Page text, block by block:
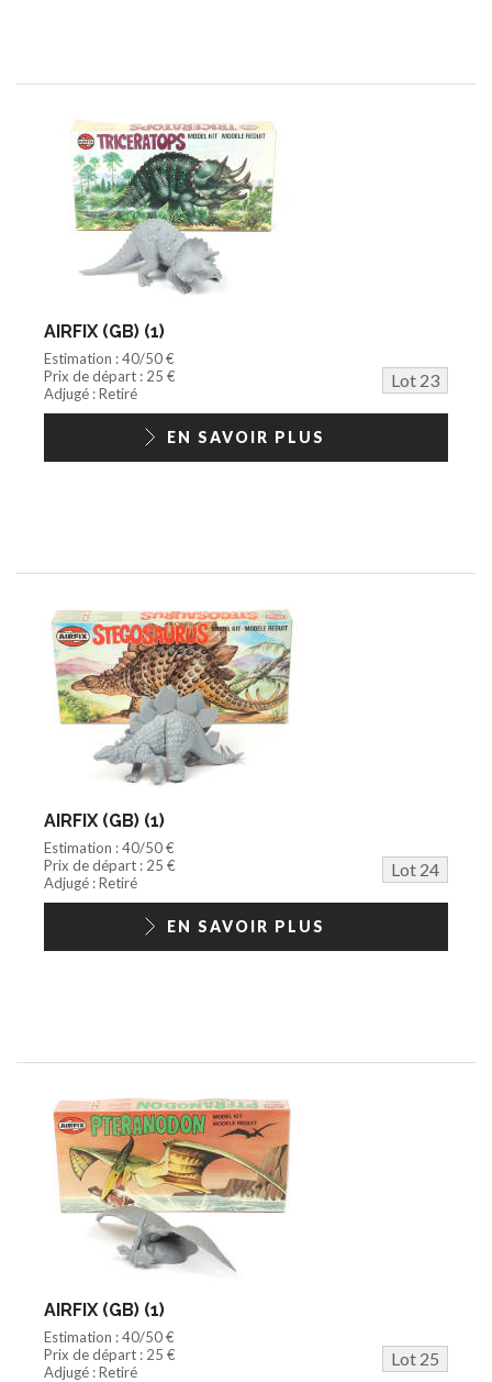
AIRFIX (GB) (1)
Estimation : 40/50 €
Prix de départ : 25 €
Lot 23
Adjugé : Retiré
EN SAVOIR PLUS
AIRFIX (GB) (1)
Estimation : 40/50 €
Prix de départ : 25 €
Lot 24
Adjugé : Retiré
EN SAVOIR PLUS
AIRFIX (GB) (1)
Estimation : 40/50 €
Prix de départ : 25 €
Lot 25
Adjugé : Retiré